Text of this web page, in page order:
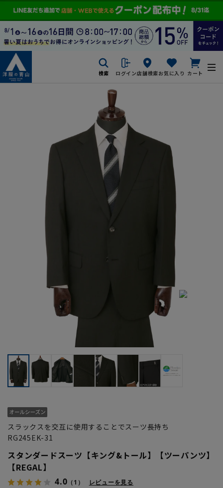
検索 ログイン店舗検索お気に入り カート
スラックスを交互に使用することでスーツ長持ち
RG245EK-31
スタンダードスーツ【キング&トール】【ツーパンツ】
【REGAL】
4.0 （1） レビューを見る